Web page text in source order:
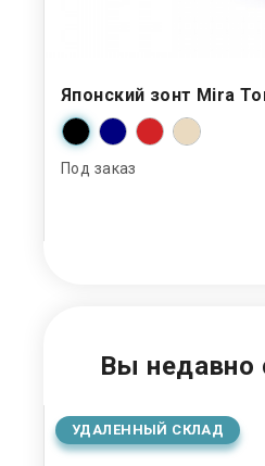
Японский зонт Mira
Под заказ
Вы недавно
УДАЛЕННЫЙ СКЛАД